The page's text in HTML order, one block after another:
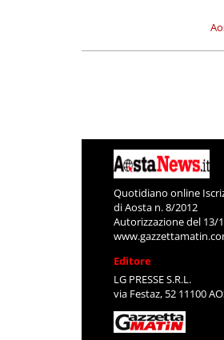
Quotidiano online
di Aosta n. 8/2012
Autorizzazione del 13/
Editore
LG PRESSE S.R.L.
via Festaz, 52 11100